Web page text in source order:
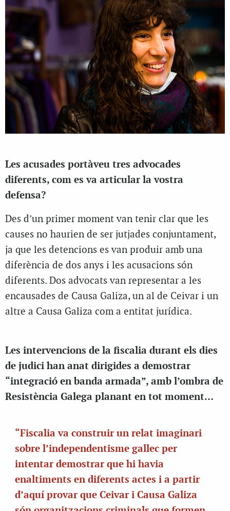
Les acusades portàveu tres advocades
diferents, com es va articular la vostra
defensa?
Des d’un primer moment van tenir clar que les
causes no haurien de ser jutjades conjuntament,
ja que les detencions es van produir amb una
diferència de dos anys i les acusacions són
diferents. Dos advocats van representar a les
encausades de Causa Galiza, un al de Ceivar i un
altre a Causa Galiza com a entitat jurídica.
Les intervencions de la fiscalia durant els dies
de judici han anat dirigides a demostrar
“integració en banda armada”, amb l’ombra de
Resistència Galega planant en tot moment…
“Fiscalia va construir un relat imaginari
sobre l’independentisme gallec per
intentar demostrar que hi havia
enaltiments en diferents actes i a partir
d’aquí provar que Ceivar i Causa Galiza